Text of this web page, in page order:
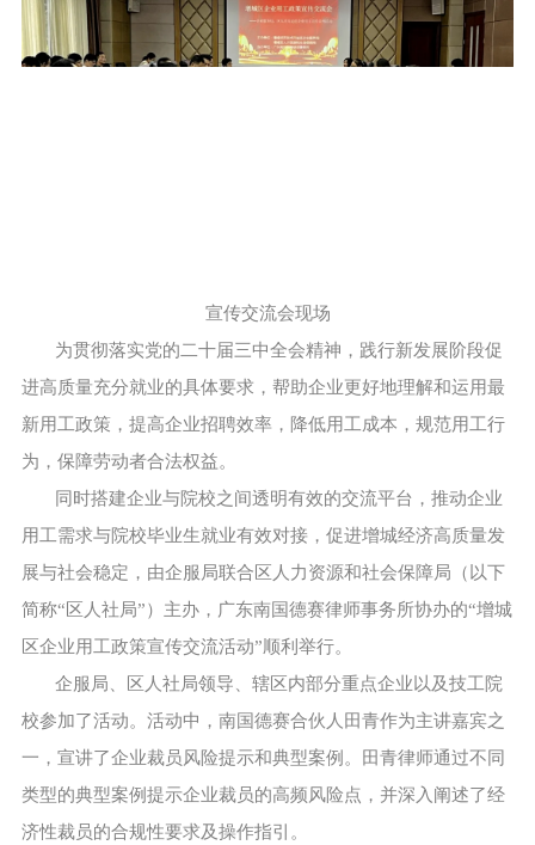
宣传交流会现场
为贯彻落实党的二十届三中全会精神，践行新发展阶段促
进高质量充分就业的具体要求，帮助企业更好地理解和运用最
新用工政策，提高企业招聘效率，降低用工成本，规范用工行
为，保障劳动者合法权益。
同时搭建企业与院校之间透明有效的交流平台，推动企业
用工需求与院校毕业生就业有效对接，促进增城经济高质量发
展与社会稳定，由企服局联合区人力资源和社会保障局（以下
简称“区人社局”）主办，广东南国德赛律师事务所协办的“增城
区企业用工政策宣传交流活动”顺利举行。
企服局、区人社局领导、辖区内部分重点企业以及技工院
校参加了活动。活动中，南国德赛合伙人田青作为主讲嘉宾之
一，宣讲了企业裁员风险提示和典型案例。田青律师通过不同
类型的典型案例提示企业裁员的高频风险点，并深入阐述了经
济性裁员的合规性要求及操作指引。